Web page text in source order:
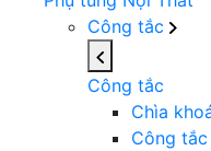
Công tắc
Công tắc
Chìa
Công